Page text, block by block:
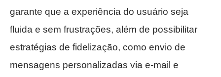
garante que a experiência do usuário seja
fluida e sem frustrações, além de possibilitar
estratégias de fidelização, como envio de
mensagens personalizadas via e-mail e